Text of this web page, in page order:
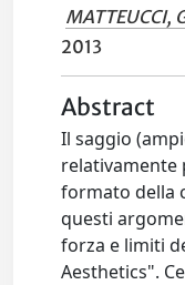
MATTEUCCI,
2013
Abstract
Il saggio
relativamente
formato della
questi
forza e limiti
Aesthetics".